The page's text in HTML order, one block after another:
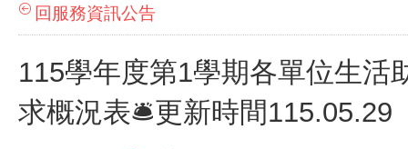
回服務資訊公告
115學年度第1學期各單位生活
求概況表🛎️更新時間115.05.29